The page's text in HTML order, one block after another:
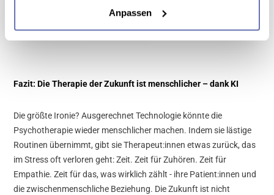
AnpassenMehr erfahren
Fazit: Die Therapie der Zukunft ist menschlicher – dank KI
Die größte Ironie? Ausgerechnet Technologie könnte die
Psychotherapie wieder menschlicher machen. Indem sie lästige
Routinen übernimmt, gibt sie Therapeut:innen etwas zurück, das
im Stress oft verloren geht: Zeit. Zeit für Zuhören. Zeit für
Empathie. Zeit für das, was wirklich zählt - ihre Patient:innen und
die zwischenmenschliche Beziehung. Die Zukunft ist nicht